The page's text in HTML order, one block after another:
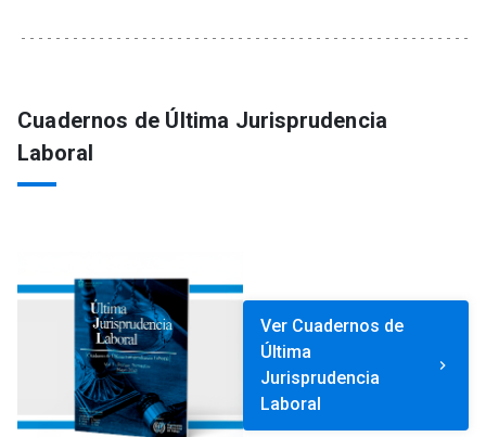
Cuadernos de Última Jurisprudencia
Laboral
Ver Cuadernos de
Última
Jurisprudencia
Laboral
keyboard_arrow_right